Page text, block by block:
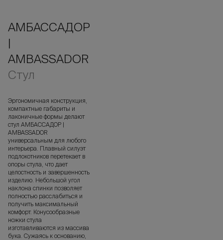
АМБАССАДОР
|
AMBASSADOR
Стул
Эргономичная конструкция,
компактные габариты и
лаконичные формы делают
стул АМБАССАДОР |
AMBASSADOR
универсальным для любого
интерьера. Плавный силуэт
подлокотников перетекает в
опоры стула, что дает
целостность и завершенность
изделию. Небольшой угол
наклона спинки позволяет
полностью расслабиться и
получить максимальный
комфорт. Конусообразные
ножки стула
изготавливаются из массива
бука. Сужаясь к основанию,